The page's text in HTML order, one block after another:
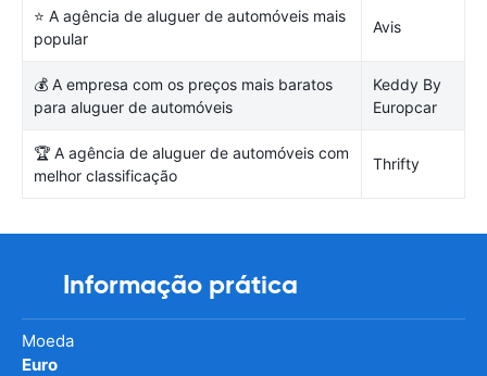
⭐ A agência de aluguer de automóveis mais
popular
Avis
💰 A empresa com os preços mais baratos
para aluguer de automóveis
Keddy By
Europcar
🏆 A agência de aluguer de automóveis com
melhor classificação
Thrifty
Informação prática
Moeda
Euro